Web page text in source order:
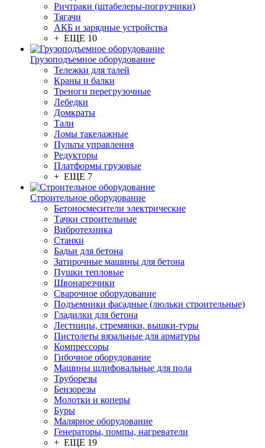
Ричтраки (штабелеры-погрузчики)
Тягачи
АКБ и зарядные устройства
+ ЕЩЕ 10
Грузоподъемное оборудование
Тележки для талей
Краны и балки
Треноги перегрузочные
Лебедки
Домкраты
Тали
Ломы такелажные
Пульты управления
Редукторы
Платформы грузовые
+ ЕЩЕ 7
Строительное оборудование
Бетоносмесители электрические
Тачки строительные
Вибротехника
Станки
Бадьи для бетона
Затирочные машины для бетона
Пушки тепловые
Швонарезчики
Сварочное оборудование
Подъемники фасадные (люльки строительные)
Гладилки для бетона
Лестницы, стремянки, вышки-туры
Пистолеты вязальные для арматуры
Компрессоры
Гибочное оборудование
Машины шлифовальные для пола
Труборезы
Бензорезы
Молотки и коперы
Буры
Малярное оборудование
Генераторы, помпы, нагреватели
+ ЕЩЕ 19